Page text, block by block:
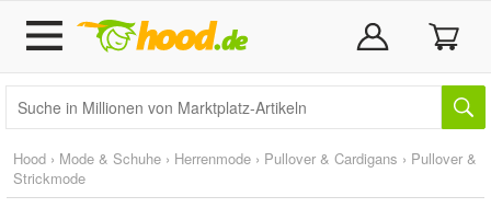
Hood › Mode & Schuhe › Herrenmode › Pullover & Cardigans › Pullover &
Strickmode